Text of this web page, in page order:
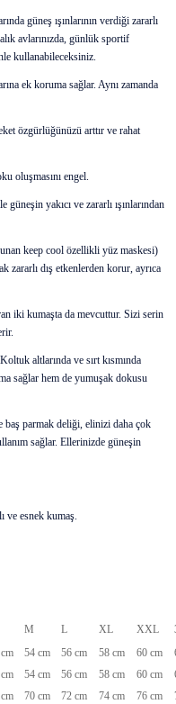
güneş ışınlarının verdiği zararlı
avlarınızda, günlük sportif
kullanabileceksiniz.
ek koruma sağlar. Aynı zamanda
özgürlüğünüzü arttır ve rahat
oluşmasını engel.
yakıcı ve zararlı ışınlarından
keep cool özellikli yüz maskesi)
zararlı dış etkenlerden korur, ayrıca
iki kumaşta da mevcuttur. Sizi serin
altlarında ve sırt kısmında
sağlar hem de yumuşak dokusu
baş parmak deliği, elinizi daha çok
sağlar. Ellerinizde güneşin
ve esnek kumaş.
M L XL XXL
54 cm 56 cm 58 cm 60 cm
54 cm 56 cm 58 cm 60 cm
70 cm 72 cm 74 cm 76 cm